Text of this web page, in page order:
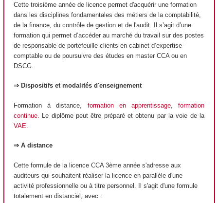
Cette troisième année de licence permet d'acquérir une formation
dans les disciplines fondamentales des métiers de la comptabilité,
de la finance, du contrôle de gestion et de l'audit. Il s’agit d’une
formation qui permet d’accéder au marché du travail sur des postes
de responsable de portefeuille clients en cabinet d’expertise-
comptable ou de poursuivre des études en master CCA ou en
DSCG.
⇒ Dispositifs et modalités d'enseignement
Formation à distance, formation en apprentissage,formation
continue . Le diplôme peut être préparé et obtenu par la voie de la
VAE
⇒ A distance
Cette formule de la licence CCA 3ème année s'adresse aux
auditeurs qui souhaitent réaliser la licence en parallèle d'une
activité professionnelle ou à titre personnel. Il s'agit d'une formule
totalement en distanciel, avec :